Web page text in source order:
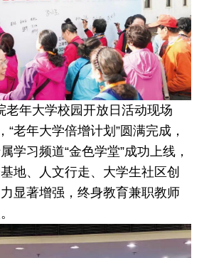
老年大学校园开放日活动现场
“老年大学倍增计划”圆满完成，
学习频道“金色学堂”成功上线，
地、人文行走、大学生社区创
显著增强，终身教育兼职教师